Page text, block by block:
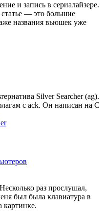
и запись в сериалайзере.
— это большие
названия вьюшек уже
Silver Searcher (ag).
с ack. Он написан на C
раз прослушал,
был была клавиатура в
картинке.